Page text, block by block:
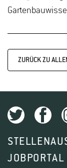
ZURÜCK ZU